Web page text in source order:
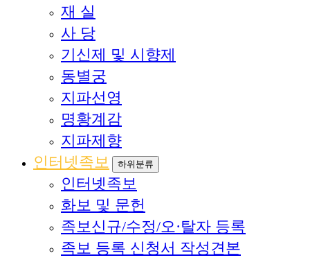
재 실
사 당
기신제 및 시향제
동별궁
지파선영
명황계감
지파제향
인터넷족보
하위분류
인터넷족보
화보 및 문헌
족보신규/수정/오·탈자 등록
족보 등록 신청서 작성견본